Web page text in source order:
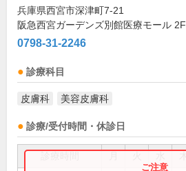
兵庫県西宮市深津町7-21
阪急西宮ガーデンズ別館医療モール 2F
0798-31-2246
診療科目
皮膚科 美容皮膚科
診療/受付時間・休診日